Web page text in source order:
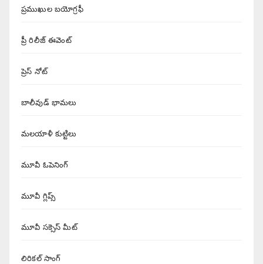
ప్రముఖుల బయోగ్రఫీ
ప్రీ రిలీజ్ ఈవెంట్
ప్రెస్ నోట్
బాలీవుడ్ భామలు
మలయాళీ కుట్టిలు
మూవీ ఓపెనింగ్
మూవీ గ్లిప్స్
మూవీ సక్సెస్ మీట్
లిరికల్ సాంగ్